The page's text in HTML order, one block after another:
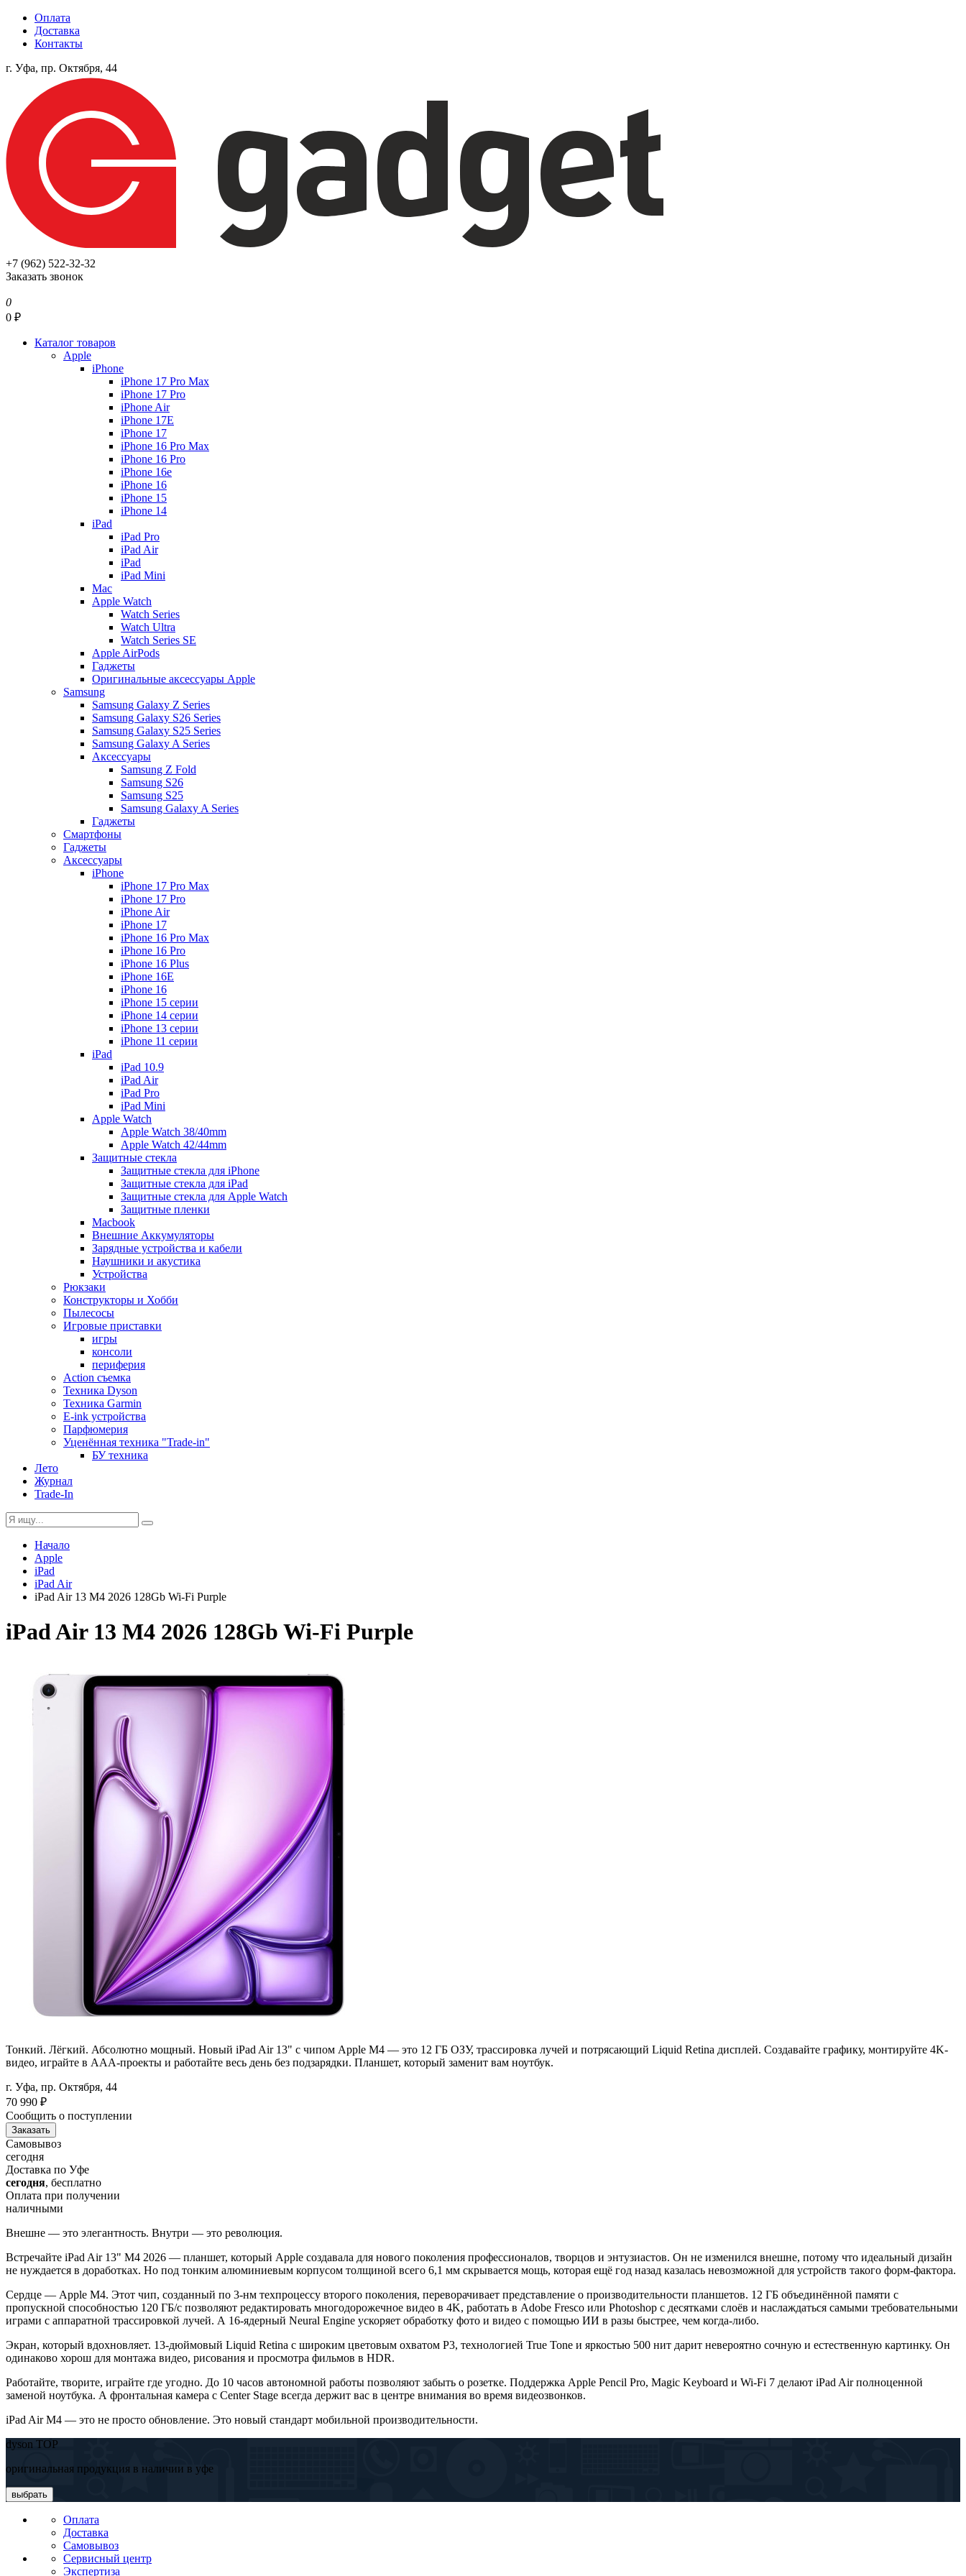
Оплата
Доставка
Контакты
г. Уфа, пр. Октября, 44
+7 (962) 522-32-32
Заказать звонок
0
0 ₽
Каталог товаров
Apple
iPhone
iPhone 17 Pro Max
iPhone 17 Pro
iPhone Air
iPhone 17E
iPhone 17
iPhone 16 Pro Max
iPhone 16 Pro
iPhone 16e
iPhone 16
iPhone 15
iPhone 14
iPad
iPad Pro
iPad Air
iPad
iPad Mini
Mac
Apple Watch
Watch Series
Watch Ultra
Watch Series SE
Apple AirPods
Гаджеты
Оригинальные аксессуары Apple
Samsung
Samsung Galaxy Z Series
Samsung Galaxy S26 Series
Samsung Galaxy S25 Series
Samsung Galaxy A Series
Аксессуары
Samsung Z Fold
Samsung S26
Samsung S25
Samsung Galaxy A Series
Гаджеты
Смартфоны
Гаджеты
Аксессуары
iPhone
iPhone 17 Pro Max
iPhone 17 Pro
iPhone Air
iPhone 17
iPhone 16 Pro Max
iPhone 16 Pro
iPhone 16 Plus
iPhone 16E
iPhone 16
iPhone 15 серии
iPhone 14 серии
iPhone 13 серии
iPhone 11 серии
iPad
iPad 10.9
iPad Air
iPad Pro
iPad Mini
Apple Watch
Apple Watch 38/40mm
Apple Watch 42/44mm
Защитные стекла
Защитные стекла для iPhone
Защитные стекла для iPad
Защитные стекла для Apple Watch
Защитные пленки
Macbook
Внешние Аккумуляторы
Зарядные устройства и кабели
Наушники и акустика
Устройства
Рюкзаки
Конструкторы и Хобби
Пылесосы
Игровые приставки
игры
консоли
периферия
Action съемка
Техника Dyson
Техника Garmin
E-ink устройства
Парфюмерия
Уценённая техника "Trade-in"
БУ техника
Лето
Журнал
Trade-In
Начало
Apple
iPad
iPad Air
iPad Air 13 M4 2026 128Gb Wi-Fi Purple
iPad Air 13 M4 2026 128Gb Wi-Fi Purple
Тонкий. Лёгкий. Абсолютно мощный. Новый iPad Air 13" с чипом Apple M4 — это 12 ГБ ОЗУ, трассировка лучей и потрясающий Liquid Retina дисплей. Создавайте графику, монтируйте 4K-
видео, играйте в AAA-проекты и работайте весь день без подзарядки. Планшет, который заменит вам ноутбук.
г. Уфа, пр. Октября, 44
70 990 ₽
Сообщить о поступлении
Заказать
Самовывоз
сегодня
Доставка по Уфе
сегодня, бесплатно
Оплата при получении
наличными
Внешне — это элегантность. Внутри — это революция.
Встречайте iPad Air 13" M4 2026 — планшет, который Apple создавала для нового поколения профессионалов, творцов и энтузиастов. Он не изменился внешне, потому что идеальный дизайн
не нуждается в доработках. Но под тонким алюминиевым корпусом толщиной всего 6,1 мм скрывается мощь, которая ещё год назад казалась невозможной для устройств такого форм-фактора.
Сердце — Apple M4. Этот чип, созданный по 3-нм техпроцессу второго поколения, переворачивает представление о производительности планшетов. 12 ГБ объединённой памяти с
пропускной способностью 120 ГБ/с позволяют редактировать многодорожечное видео в 4K, работать в Adobe Fresco или Photoshop с десятками слоёв и наслаждаться самыми требовательными
играми с аппаратной трассировкой лучей. А 16-ядерный Neural Engine ускоряет обработку фото и видео с помощью ИИ в разы быстрее, чем когда-либо.
Экран, который вдохновляет. 13-дюймовый Liquid Retina с широким цветовым охватом P3, технологией True Tone и яркостью 500 нит дарит невероятно сочную и естественную картинку. Он
одинаково хорош для монтажа видео, рисования и просмотра фильмов в HDR.
Работайте, творите, играйте где угодно. До 10 часов автономной работы позволяют забыть о розетке. Поддержка Apple Pencil Pro, Magic Keyboard и Wi-Fi 7 делают iPad Air полноценной
заменой ноутбука. А фронтальная камера с Center Stage всегда держит вас в центре внимания во время видеозвонков.
iPad Air M4 — это не просто обновление. Это новый стандарт мобильной производительности.
dyson TOP
оригинальная продукция в наличии в уфе
выбрать
Оплата
Доставка
Самовывоз
Сервисный центр
Экспертиза